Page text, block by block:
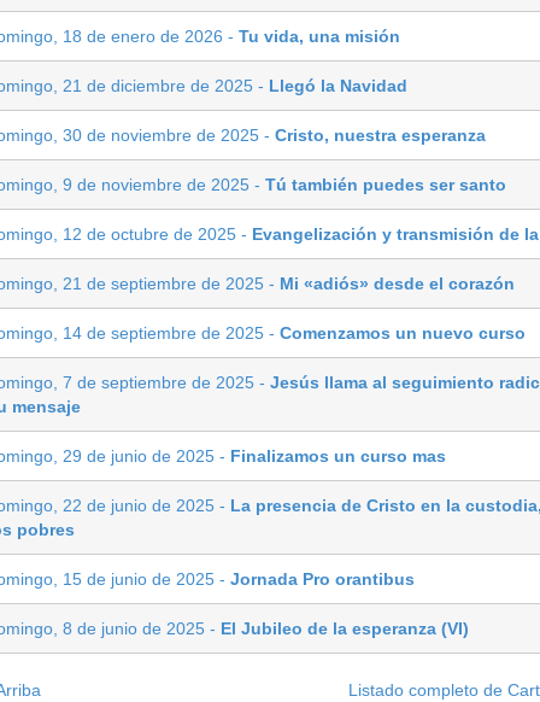
18 de enero de 2026 - Tu vida, una misión
21 de diciembre de 2025 - Llegó la Navidad
30 de noviembre de 2025 - Cristo, nuestra esperanza
9 de noviembre de 2025 - Tú también puedes ser santo
12 de octubre de 2025 - Evangelización y transmisión de
21 de septiembre de 2025 - Mi «adiós» desde el corazón
14 de septiembre de 2025 - Comenzamos un nuevo curso
7 de septiembre de 2025 - Jesús llama al seguimiento
mensaje
29 de junio de 2025 - Finalizamos un curso mas
22 de junio de 2025 - La presencia de Cristo en la
pobres
15 de junio de 2025 - Jornada Pro orantibus
8 de junio de 2025 - El Jubileo de la esperanza (VI)
Listado completo de